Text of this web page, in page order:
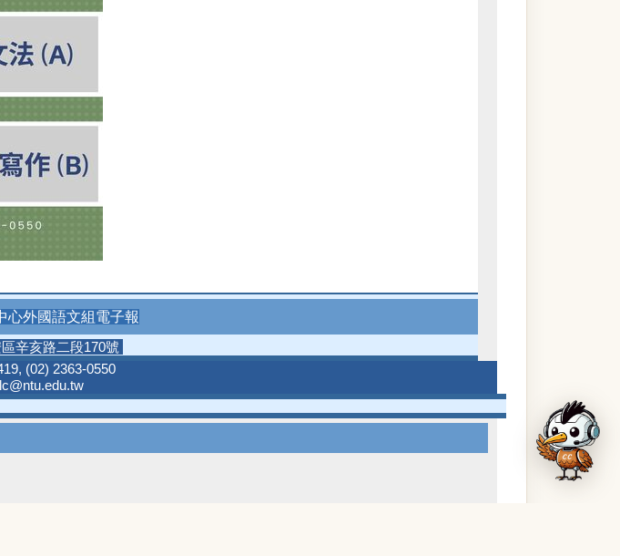
心外國語文組電子報
辛亥路二段170號
, (02) 2363-0550